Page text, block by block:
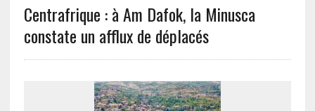
Centrafrique : à Am Dafok, la Minusca
constate un afflux de déplacés